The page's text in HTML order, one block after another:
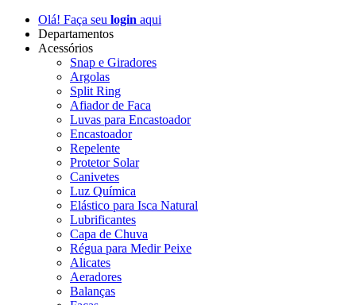
Olá! Faça seu login aqui
Departamentos
Acessórios
Snap e Giradores
Argolas
Split Ring
Afiador de Faca
Luvas para Encastoador
Encastoador
Repelente
Protetor Solar
Canivetes
Luz Química
Elástico para Isca Natural
Lubrificantes
Capa de Chuva
Régua para Medir Peixe
Alicates
Aeradores
Balanças